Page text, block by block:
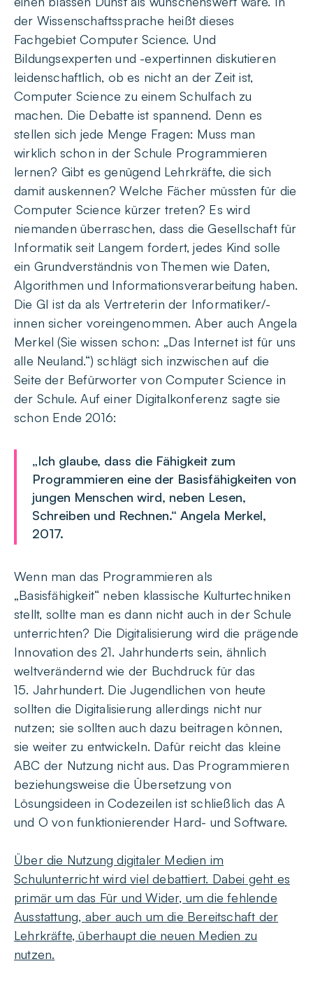
der Wissenschaftssprache heißt dieses
Fachgebiet Computer Science. Und
Bildungsexperten und -expertinnen diskutieren
leidenschaftlich, ob es nicht an der Zeit ist,
Computer Science zu einem Schulfach zu
machen. Die Debatte ist spannend. Denn es
stellen sich jede Menge Fragen: Muss man
wirklich schon in der Schule Programmieren
lernen? Gibt es genügend Lehrkräfte, die sich
damit auskennen? Welche Fächer müssten für die
Computer Science kürzer treten? Es wird
niemanden überraschen, dass die Gesellschaft für
Informatik seit Langem fordert, jedes Kind solle
ein Grundverständnis von Themen wie Daten,
Algorithmen und Informationsverarbeitung haben.
Die GI ist da als Vertreterin der Informatiker/-
innen sicher voreingenommen. Aber auch Angela
Merkel (Sie wissen schon: „Das Internet ist für uns
alle Neuland.“) schlägt sich inzwischen auf die
Seite der Befürworter von Computer Science in
der Schule. Auf einer Digitalkonferenz sagte sie
schon Ende 2016:
„Ich glaube, dass die Fähigkeit zum
Programmieren eine der Basisfähigkeiten von
jungen Menschen wird, neben Lesen,
Schreiben und Rechnen.“ Angela Merkel,
2017.
Wenn man das Programmieren als
„Basisfähigkeit“ neben klassische Kulturtechniken
stellt, sollte man es dann nicht auch in der Schule
unterrichten? Die Digitalisierung wird die prägende
Innovation des 21. Jahrhunderts sein, ähnlich
weltverändernd wie der Buchdruck für das
15. Jahrhundert. Die Jugendlichen von heute
sollten die Digitalisierung allerdings nicht nur
nutzen; sie sollten auch dazu beitragen können,
sie weiter zu entwickeln. Dafür reicht das kleine
ABC der Nutzung nicht aus. Das Programmieren
beziehungsweise die Übersetzung von
Lösungsideen in Codezeilen ist schließlich das A
und O von funktionierender Hard- und Software.
Über die Nutzung digitaler Medien im
Schulunterricht wird viel debattiert. Dabei geht es
primär um das Für und Wider, um die fehlende
Ausstattung, aber auch um die Bereitschaft der
Lehrkräfte, überhaupt die neuen Medien zu
nutzen.